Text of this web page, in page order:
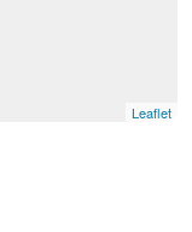
© OpenStreetMap contributors